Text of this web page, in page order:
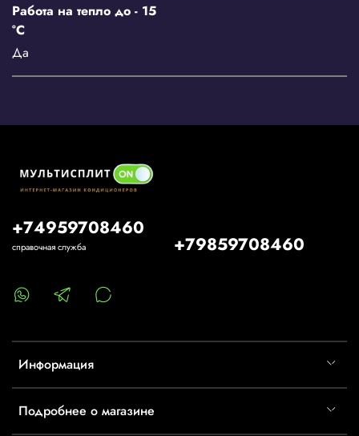
Работа на тепло до - 15
°С
Да
Информация
Подробнее о магазине
+74959708460
справочная служба +79859708460